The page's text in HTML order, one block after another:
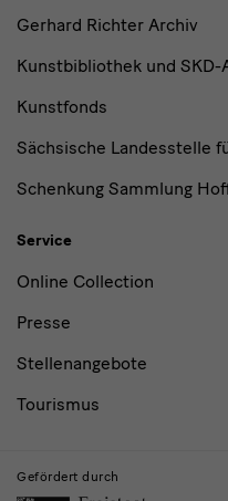
Gerhard Richter Archiv
Kunstbibliothek und SKD-
Kunstfonds
Sächsische Landesstelle
Schenkung Sammlung
Service
Online Collection
Presse
Stellenangebote
Tourismus
Gefördert durch